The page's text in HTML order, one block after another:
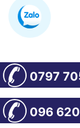
096
0797